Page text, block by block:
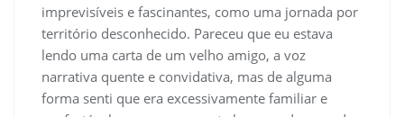
imprevisíveis e fascinantes, como uma jornada por
território desconhecido. Pareceu que eu estava
lendo uma carta de um velho amigo, a voz
narrativa quente e convidativa, mas de alguma
forma senti que era excessivamente familiar e